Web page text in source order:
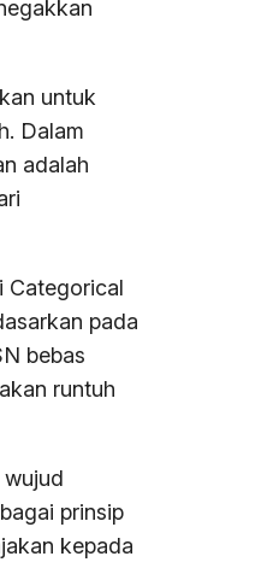
untuk
Dalam
adalah
Categorical
pada
bebas
runtuh
prinsip
kepada